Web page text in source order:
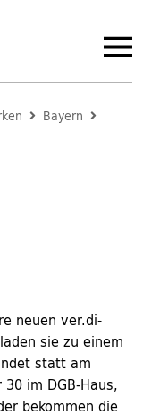
Bayern
neuen ver.di-
sie zu einem
statt am
im DGB-Haus,
bekommen die